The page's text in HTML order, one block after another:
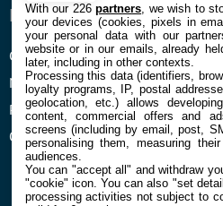
ENTREPRISE
Confidentialité et Cookies
Mentions légales et CGU
Préférences Cookies
Qui sommes nous
À
With our 226partners , we wish to
your devices (cookies, pixels in
your personal data with our
website or in our emails, already
later, including in other contexts.
Processing this data (identifiers,
loyalty programs, IP, postal
geolocation, etc.) allows
content, commercial offers and
screens (including by email, post,
personalising them, measuring
audiences.
You can "accept all" and withdraw
"cookie" icon. You can also "set
processing activities not subject to